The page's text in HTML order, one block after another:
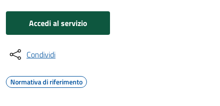
Accedi al servizio
Condividi
Normativa di riferimento